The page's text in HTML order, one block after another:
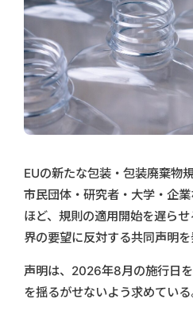
EUの新たな包装・包装廃棄物
市民団体・研究者・大学・企
ほど、規則の適用開始を遅ら
界の要望に反対する共同声明を
声明は、2026年8月の施行日
を揺るがせないよう求めている